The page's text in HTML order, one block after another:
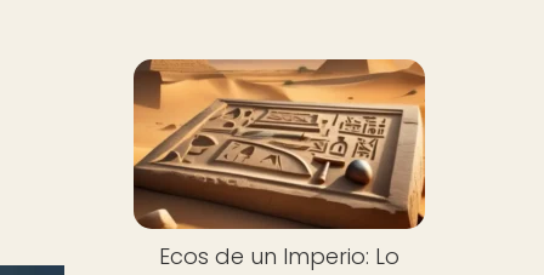
Ecos de un Imperio: Lo